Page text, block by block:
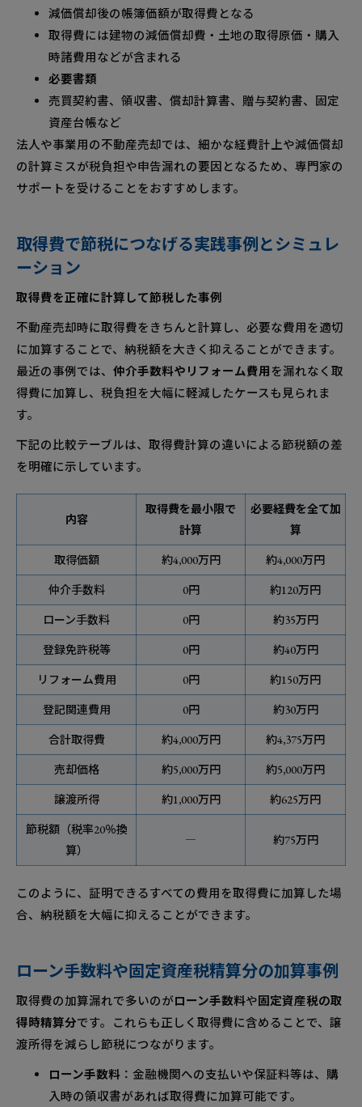
減価償却後の帳簿価額が取得費となる
取得費には建物の減価償却費・土地の取得原価・購入
時諸費用などが含まれる
必要書類
売買契約書、領収書、償却計算書、贈与契約書、固定
資産台帳など
法人や事業用の不動産売却では、細かな経費計上や減価償却
の計算ミスが税負担や申告漏れの要因となるため、専門家の
サポートを受けることをおすすめします。
取得費で節税につなげる実践事例とシミュレ
ーション
取得費を正確に計算して節税した事例
不動産売却時に取得費をきちんと計算し、必要な費用を適切
に加算することで、納税額を大きく抑えることができます。
最近の事例では、 仲介手数料やリフォーム費用を漏れなく取
得費に加算し、税負担を大幅に軽減したケースも見られま
す。
下記の比較テーブルは、取得費計算の違いによる節税額の差
を明確に示しています。
内容
取得費を最小限で
計算
必要経費を全て加
算
取得価額 約4,000万円 約4,000万円
仲介手数料 0円 約120万円
ローン手数料 0円 約35万円
登録免許税等 0円 約40万円
リフォーム費用 0円 約150万円
登記関連費用 0円 約30万円
合計取得費 約4,000万円 約4,375万円
売却価格 約5,000万円 約5,000万円
譲渡所得 約1,000万円 約625万円
節税額（税率20％換
算）
― 約75万円
このように、証明できるすべての費用を取得費に加算した場
合、納税額を大幅に抑えることができます。
ローン手数料や固定資産税精算分の加算事例
取得費の加算漏れで多いのがローン手数料や固定資産税の取
得時精算分です。これらも正しく取得費に含めることで、譲
渡所得を減らし節税につながります。
ローン手数料 ：金融機関への支払いや保証料等は、購
入時の領収書があれば取得費に加算可能です。